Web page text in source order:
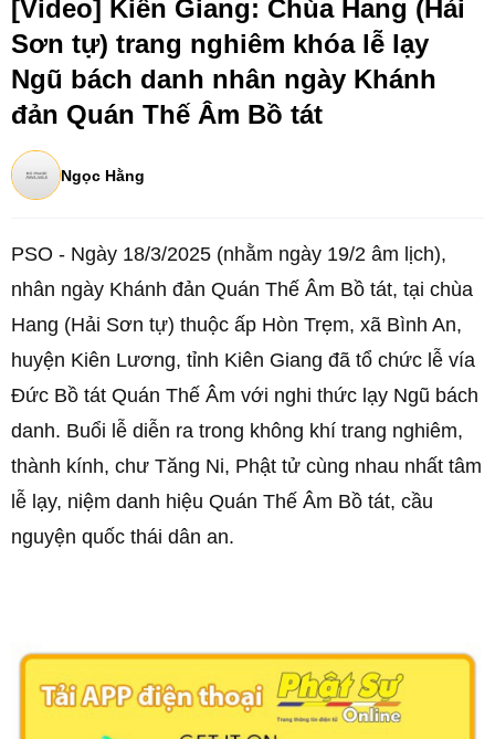
[Video] Kiên Giang: Chùa Hang (Hải
Sơn tự) trang nghiêm khóa lễ lạy
Ngũ bách danh nhân ngày Khánh
đản Quán Thế Âm Bồ tát
Ngọc Hằng
PSO - Ngày 18/3/2025 (nhằm ngày 19/2 âm lịch),
nhân ngày Khánh đản Quán Thế Âm Bồ tát, tại chùa
Hang (Hải Sơn tự) thuộc ấp Hòn Trẹm, xã Bình An,
huyện Kiên Lương, tỉnh Kiên Giang đã tổ chức lễ vía
Đức Bồ tát Quán Thế Âm với nghi thức lạy Ngũ bách
danh. Buổi lễ diễn ra trong không khí trang nghiêm,
thành kính, chư Tăng Ni, Phật tử cùng nhau nhất tâm
lễ lạy, niệm danh hiệu Quán Thế Âm Bồ tát, cầu
nguyện quốc thái dân an.